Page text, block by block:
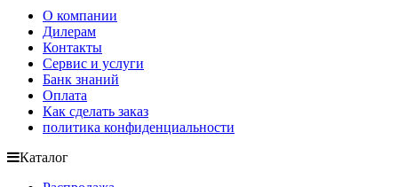
О компании
Дилерам
Контакты
Сервис и услуги
Банк знаний
Оплата
Как сделать заказ
политика конфиденциальности
Каталог